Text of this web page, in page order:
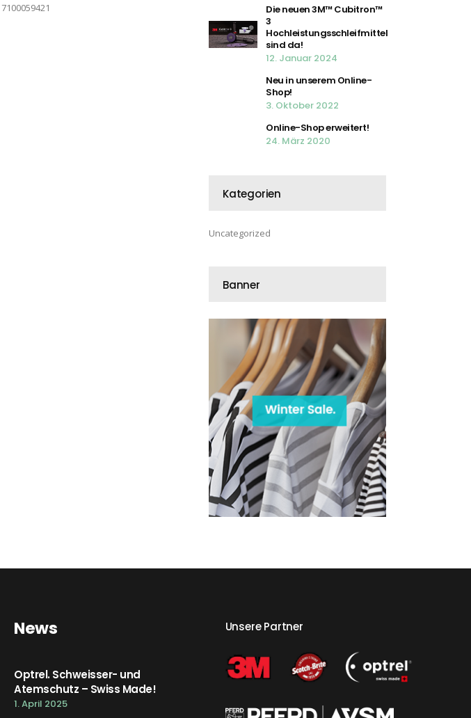
7100059421
Die neuen 3M™ Cubitron™
3
Hochleistungsschleifmittel
sind da!
12. Januar 2024
Neu in unserem Online-
Shop!
3. Oktober 2022
Online-Shop erweitert!
24. März 2020
Kategorien
Uncategorized
Banner
News
Optrel. Schweisser- und
Atemschutz – Swiss Made!
1. April 2025
Unsere Partner